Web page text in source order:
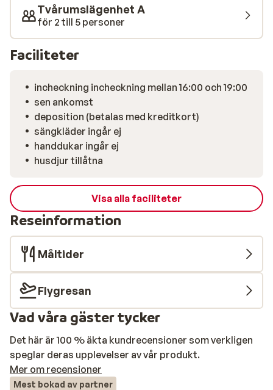
Tvårumslägenhet A
för 2 till 5 personer
Faciliteter
incheckning incheckning mellan 16:00 och 19:00
sen ankomst
deposition (betalas med kreditkort)
sängkläder ingår ej
handdukar ingår ej
husdjur tillåtna
Visa alla faciliteter
Reseinformation
Måltider
Flygresan
Vad våra gäster tycker
Det här är 100 % äkta kundrecensioner som verkligen
speglar deras upplevelser av vår produkt.
Mer om recensioner
Mest bokad av partner